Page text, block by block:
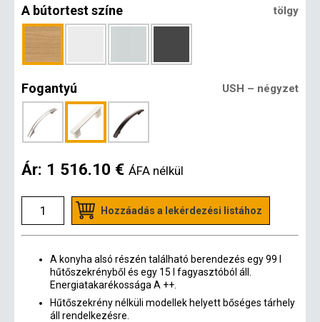
A bútortest színe tölgy
Fogantyú USH – négyzet
Ár: 1 516.10 € ÁFA nélkül
Hozzáadás a lekérdezési listához
A konyha alsó részén található berendezés egy 99 l
hűtőszekrényből és egy 15 l fagyasztóból áll.
Energiatakarékossága A ++.
Hűtőszekrény nélküli modellek helyett bőséges tárhely
áll rendelkezésre.